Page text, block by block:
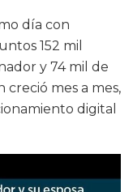
día con
152 mil
y 74 mil de
mes a mes,
digital